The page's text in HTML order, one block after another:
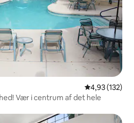
4,93 ud af 5 i
4,93 (132)
Vær i centrum af det hele